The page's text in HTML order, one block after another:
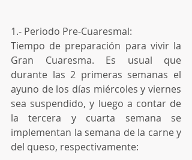
1.- Periodo Pre-Cuaresmal:
Tiempo de preparación para vivir la
Gran Cuaresma. Es usual que
durante las 2 primeras semanas el
ayuno de los días miércoles y viernes
sea suspendido, y luego a contar de
la tercera y cuarta semana se
implementan la semana de la carne y
del queso, respectivamente: